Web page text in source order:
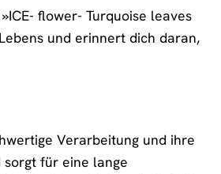
flower- Turquoise leaves
und erinnert dich daran,
Verarbeitung und ihre
sorgt für eine lange